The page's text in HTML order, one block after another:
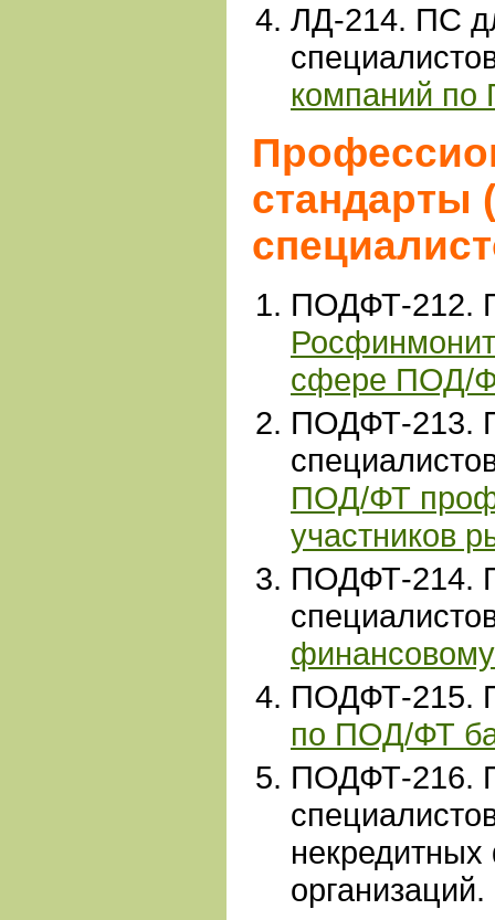
ЛД-214. ПС
компаний
стандарты
ПОДФТ-212.
сфере ПОД/
ПОДФТ-213.
ПОД/ФТ
участников
ПОДФТ-214.
ПОДФТ-215.
по ПОД/ФТ
ПОДФТ-216.
организаций.